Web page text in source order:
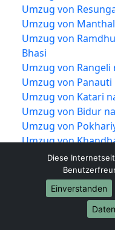
Umzug von
Umzug von
Umzug von
Bhasi
Umzug von Rangeli
Umzug von Panauti
Umzug von Katari
Umzug von Bidur
Umzug von
Umzug von
Umzug von
Umzug von
Taratal
Umzug von
Diese
Einverstanden